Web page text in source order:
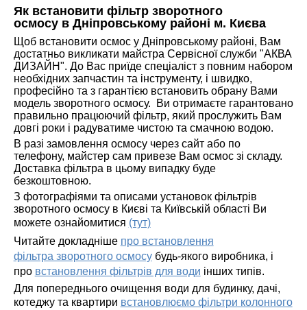
Як встановити фільтр зворотного
осмосу в Дніпровському районі м. Києва
Щоб встановити осмос у Дніпровському районі, Вам
достатньо викликати майстра Сервісної служби "АКВА
ДИЗАЙН". До Вас приїде спеціаліст з повним набором
необхідних запчастин та інструменту, і швидко,
професійно та з гарантією встановить обрану Вами
модель зворотного осмосу. Ви отримаєте гарантовано
правильно працюючий фільтр, який прослужить Вам
довгі роки і радуватиме чистою та смачною водою.
В разі замовлення осмосу через сайт або по
телефону, майстер сам привезе Вам осмос зі складу.
Доставка фільтра в цьому випадку буде
безкоштовною.
З фотографіями та описами установок фільтрів
зворотного осмосу в Києві та Київській області Ви
можете ознайомитися (тут)
Читайте докладніше про встановлення
фільтра зворотного осмосубудь-якого виробника, і
про встановлення фільтрів для води інших типів.
Для попереднього очищення води для будинку, дачі,
котеджу та квартири встановлюємо фільтри колонного